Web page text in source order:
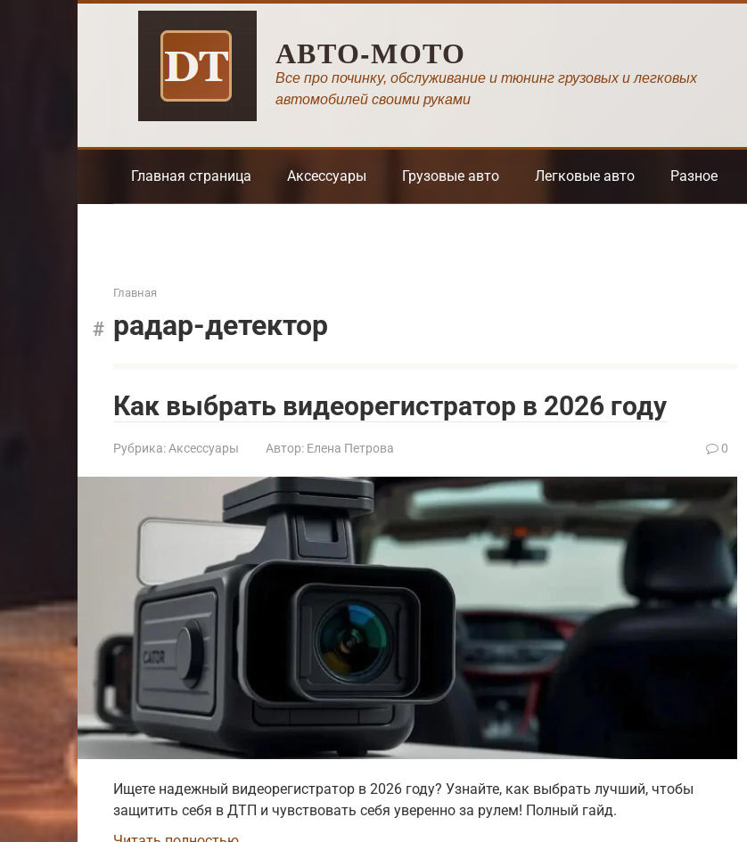
АВТО-МОТО
Все про починку, обслуживание и тюнинг грузовых и легковых
автомобилей своими руками
Главная страница Аксессуары Грузовые авто Легковые авто Разное
Главная
радар-детектор
Как выбрать видеорегистратор в 2026 году
Рубрика: Аксессуары Автор: Елена Петрова 0
Ищете надежный видеорегистратор в 2026 году? Узнайте, как выбрать лучший, чтобы
защитить себя в ДТП и чувствовать себя уверенно за рулем! Полный гайд.